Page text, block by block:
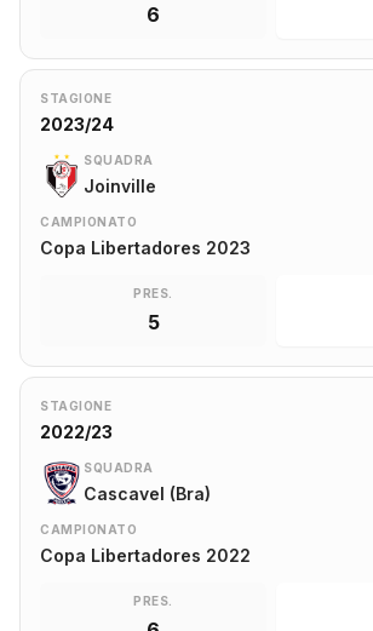
6
STAGIONE
2023/24
SQUADRA
Joinville
CAMPIONATO
Copa Libertadores 2023
PRES.
5
STAGIONE
2022/23
SQUADRA
Cascavel (Bra)
CAMPIONATO
Copa Libertadores 2022
PRES.